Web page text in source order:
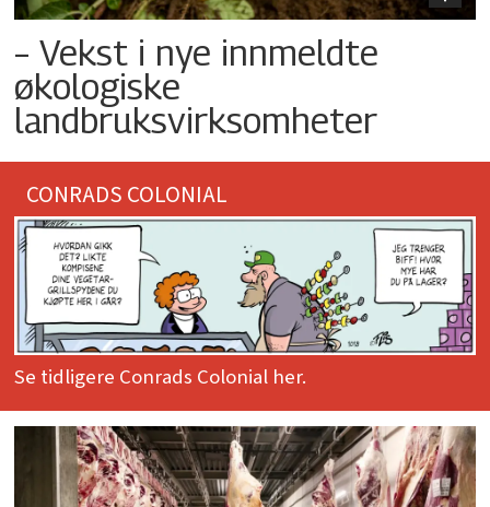
– Vekst i nye innmeldte
økologiske
landbruksvirksomheter
CONRADS COLONIAL
Se tidligere Conrads Colonial her.